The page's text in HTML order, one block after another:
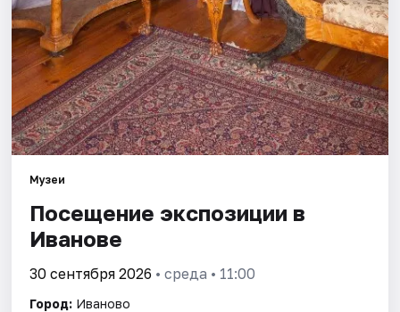
Музеи
Посещение экспозиции в
Иванове
30 сентября 2026 • среда • 11:00
Город: Иваново